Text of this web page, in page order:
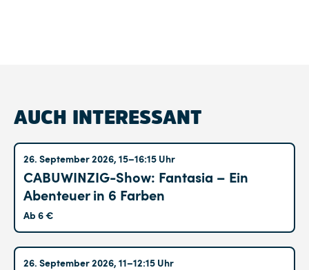
AUCH INTERESSANT
26. September 2026, 15–16:15 Uhr
CABUWINZIG-Show: Fantasia – Ein
Abenteuer in 6 Farben
Ab 6 €
26. September 2026, 11–12:15 Uhr